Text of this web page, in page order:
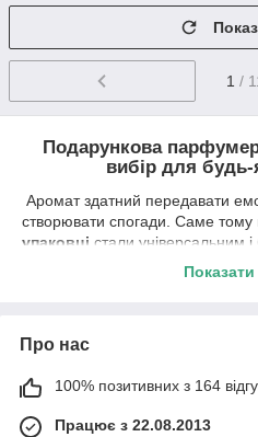
1 /
Подарункова
вибір для будь-
Аромат здатний передавати
створювати спогади. Саме тому
упаковці стали універсальним
Парфуми 50 мл у
Цей формат
робить його чудовим рішенням
свята. Завдяки стильному
розкішно і презентабельно, а
парфумерії у подарункових
Про нас
100% позитивних з 164
Працює з 22.08.2013